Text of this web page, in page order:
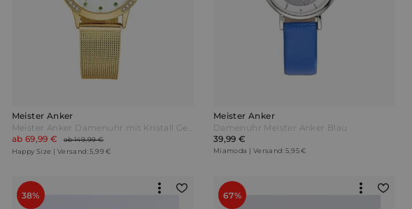
Meister Anker
Meister Anker Damenuhr mit Kristall Gelbgoldfarben
ab 69,99 €
ab 149,99 €
Happy Size | Versand: 5,99 €
Meister Anker
Damenuhr Meister Anker Blau
39,99 €
Miamoda | Versand: 5,95 €
38% 67%